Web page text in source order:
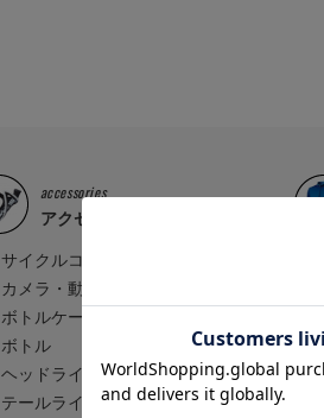
accessories
アクセサリー
サイクルコンピュータ
カメラ・動画撮影
ボトルケージ
ボトル
ヘッドライト
テールライト